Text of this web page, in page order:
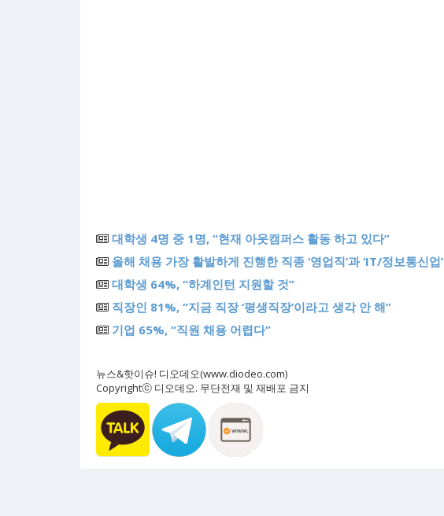
대학생 4명 중 1명, “현재 아웃캠퍼스 활동 하고 있다”
올해 채용 가장 활발하게 진행한 직종 ‘영업직’과 ‘IT/정보통신업’
대학생 64%, “하계인턴 지원할 것”
직장인 81%, “지금 직장 ‘평생직장’이라고 생각 안 해”
기업 65%, “직원 채용 어렵다”
뉴스&핫이슈! 디오데오(www.diodeo.com)
Copyrightⓒ 디오데오. 무단전재 및 재배포 금지